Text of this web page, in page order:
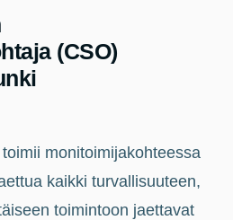
(CSO)
monitoimijakohteessa
kaikki turvallisuuteen,
toimintoon jaettavat